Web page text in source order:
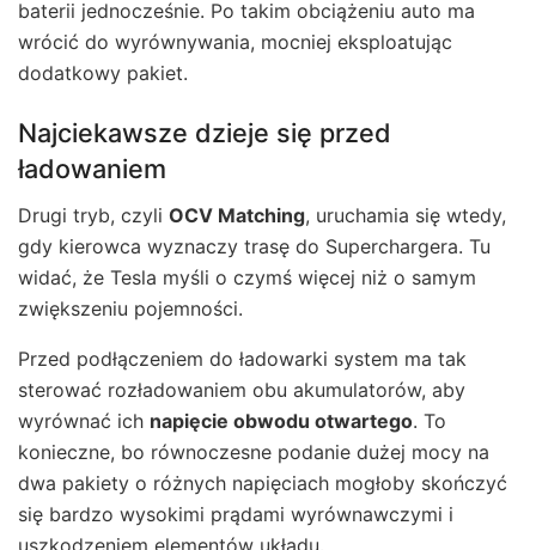
baterii jednocześnie. Po takim obciążeniu auto ma
wrócić do wyrównywania, mocniej eksploatując
dodatkowy pakiet.
Najciekawsze dzieje się przed
ładowaniem
Drugi tryb, czyli OCV Matching, uruchamia się wtedy,
gdy kierowca wyznaczy trasę do Superchargera. Tu
widać, że Tesla myśli o czymś więcej niż o samym
zwiększeniu pojemności.
Przed podłączeniem do ładowarki system ma tak
sterować rozładowaniem obu akumulatorów, aby
wyrównać ich napięcie obwodu otwartego. To
konieczne, bo równoczesne podanie dużej mocy na
dwa pakiety o różnych napięciach mogłoby skończyć
się bardzo wysokimi prądami wyrównawczymi i
uszkodzeniem elementów układu.